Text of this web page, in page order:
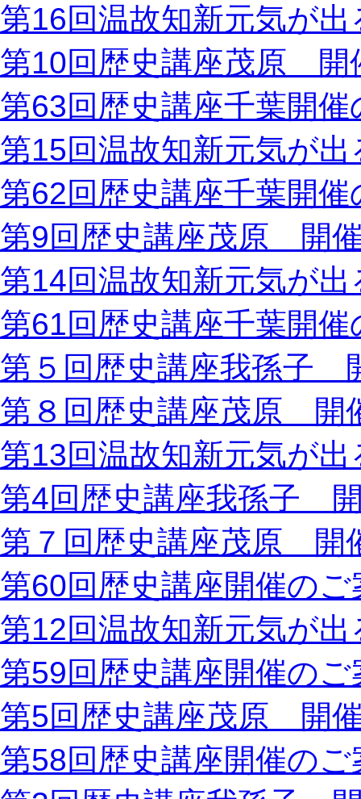
第16回温故知新元気が
第10回歴史講座茂原 開
第63回歴史講座千葉開催
第15回温故知新元気が
第62回歴史講座千葉開催
第9回歴史講座茂原 開
第14回温故知新元気が
第61回歴史講座千葉開催
第５回歴史講座我孫子
第８回歴史講座茂原 開
第13回温故知新元気が
第4回歴史講座我孫子
第７回歴史講座茂原 開
第60回歴史講座開催のご
第12回温故知新元気が
第59回歴史講座開催のご
第5回歴史講座茂原 開
第58回歴史講座開催のご